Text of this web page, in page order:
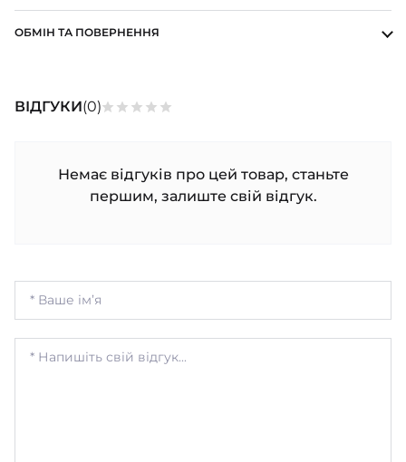
ОБМІН ТА ПОВЕРНЕННЯ
ВІДГУКИ(0)
Немає відгуків про цей товар, станьте
першим, залиште свій відгук.